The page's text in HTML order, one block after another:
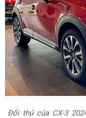
Đối thủ của CX-3